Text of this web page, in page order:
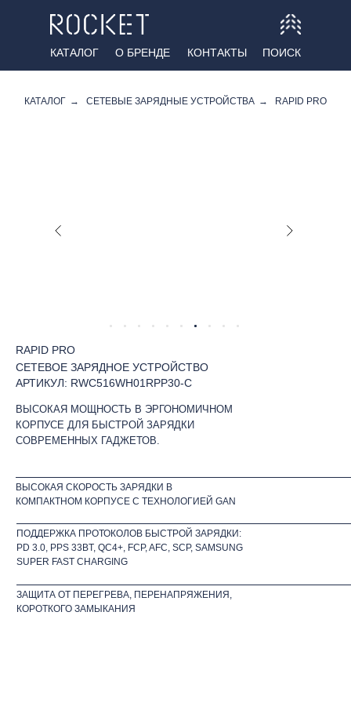
О БРЕНДЕ КОНТАКТЫ ПОИСК
КАТАЛОГ
КАТАЛОГ → СЕТЕВЫЕ ЗАРЯДНЫЕ УСТРОЙСТВА → RAPID PRO
RAPID PRO
СЕТЕВОЕ ЗАРЯДНОЕ УСТРОЙСТВО
ВЫСОКАЯ СКОРОСТЬ ЗАРЯДКИ В
КОМПАКТНОМ КОРПУСЕ С ТЕХНОЛОГИЕЙ GAN
ПОДДЕРЖКА ПРОТОКОЛОВ БЫСТРОЙ ЗАРЯДКИ:
PD 3.0, РРЅ 33BT, QC4+, FCP, AFC, ЅСР, SAMSUNG
SUPER FAST CHARGING
ЗАЩИТА ОТ ПЕРЕГРЕВА, ПЕРЕНАПРЯЖЕНИЯ,
КОРОТКОГО ЗАМЫКАНИЯ
ВЫСОКАЯ МОЩНОСТЬ В ЭРГОНОМИЧНОМ
КОРПУСЕ ДЛЯ БЫСТРОЙ ЗАРЯДКИ
СОВРЕМЕННЫХ ГАДЖЕТОВ.
АРТИКУЛ: RWC516WH01RPP30-C